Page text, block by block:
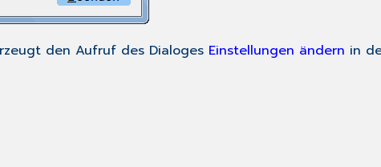
den Aufruf des Dialoges Einstellungen ändern in